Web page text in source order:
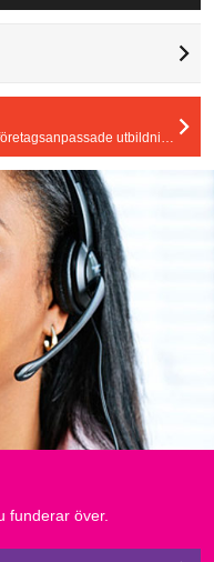
Har ert företag behov av företagsanpassade utbildningar? Vi skräddarsyr utbildningens tid, plats och innehåll efter era behov.
funderar över.